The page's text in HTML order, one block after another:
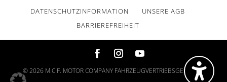
DATEN­SCHUTZ­IN­FOR­MA­TI­ON
UNSE­RE AGB
BAR­RIE­RE­FREI­HEIT
© 2026 M.C.F. MOTOR COMPANY FAHRZEUGVERTRIEBSGES. MBH